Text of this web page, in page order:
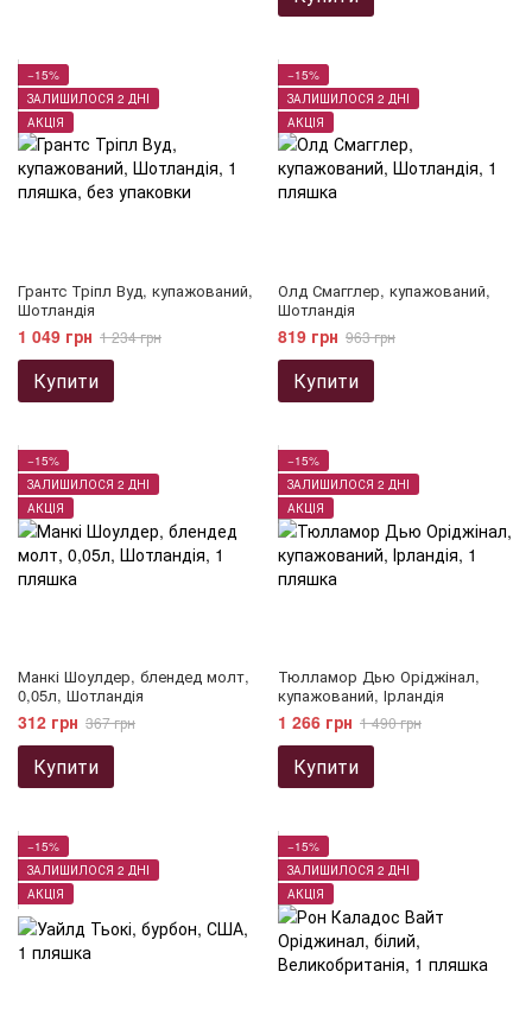
−15%
ЗАЛИШИЛОСЯ 2 ДНІ
АКЦІЯ
Грантс Тріпл Вуд, купажований,
Шотландія
1 049 грн 1 234 грн
Купити
−15%
ЗАЛИШИЛОСЯ 2 ДНІ
АКЦІЯ
Олд Смагглер, купажований,
Шотландія
819 грн 963 грн
Купити
−15%
ЗАЛИШИЛОСЯ 2 ДНІ
АКЦІЯ
Манкі Шоулдер, блендед молт,
0,05л, Шотландія
312 грн 367 грн
Купити
−15%
ЗАЛИШИЛОСЯ 2 ДНІ
АКЦІЯ
Тюлламор Дью Оріджінал,
купажований, Ірландія
1 266 грн 1 490 грн
Купити
−15%
ЗАЛИШИЛОСЯ 2 ДНІ
АКЦІЯ
−15%
ЗАЛИШИЛОСЯ 2 ДНІ
АКЦІЯ